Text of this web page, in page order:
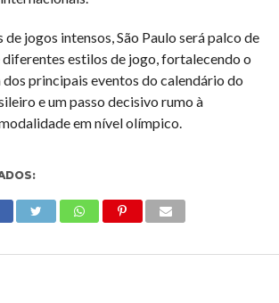
jogos intensos, São Paulo será palco de
estilos de jogo, fortalecendo o
principais eventos do calendário do
e um passo decisivo rumo à
em nível olímpico.